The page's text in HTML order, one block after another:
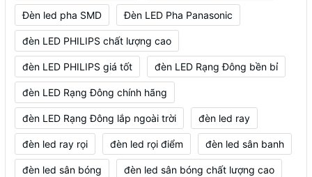
Đèn led pha SMD Đèn LED Pha Panasonic
đèn LED PHILIPS chất lượng cao
đèn LED PHILIPS giá tốt đèn LED Rạng Đông bền bỉ
đèn LED Rạng Đông chính hãng
đèn LED Rạng Đông lắp ngoài trời đèn led ray
đèn led ray rọi đèn led rọi điểm đèn led sân banh
đèn led sân bóng đèn led sân bóng chất lượng cao